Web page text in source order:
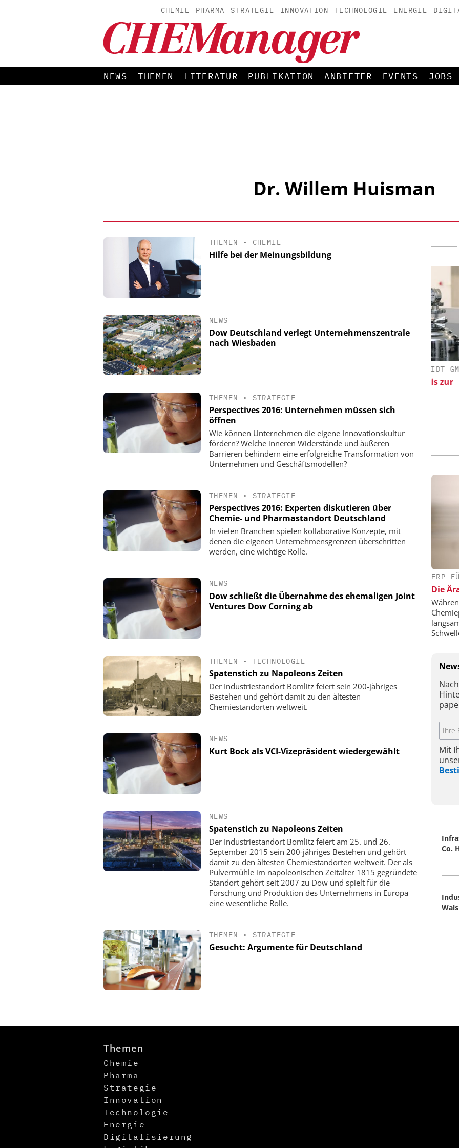
CHEMIE PHARMA STRATEGIE INNOVATION TECHNOLOGIE ENERGIE
NEWS THEMEN LITERATUR PUBLIKATION ANBIETER EVENTS JOBS
Dr. Willem Huisman
THEMEN • CHEMIE
Hilfe bei der Meinungsbildung
NEWS
Dow Deutschland verlegt Unternehmenszentrale
nach Wiesbaden
THEMEN • STRATEGIE
Perspectives 2016: Unternehmen müssen sich
öffnen
Wie können Unternehmen die eigene Innovationskultur
fördern? Welche inneren Widerstände und äußeren
Barrieren behindern eine erfolgreiche Transformation von
Unternehmen und Geschäftsmodellen?
THEMEN • STRATEGIE
Perspectives 2016: Experten diskutieren über
Chemie- und Pharmastandort Deutschland
In vielen Branchen spielen kollaborative Konzepte, mit
denen die eigenen Unternehmensgrenzen überschritten
werden, eine wichtige Rolle.
NEWS
Dow schließt die Übernahme des ehemaligen Joint
Ventures Dow Corning ab
THEMEN • TECHNOLOGIE
Spatenstich zu Napoleons Zeiten
Der Industriestandort Bomlitz feiert sein 200-jähriges
Bestehen und gehört damit zu den ältesten
Chemiestandorten weltweit.
NEWS
Kurt Bock als VCI-Vizepräsident wiedergewählt
NEWS
Spatenstich zu Napoleons Zeiten
Der Industriestandort Bomlitz feiert am 25. und 26.
September 2015 sein 200-jähriges Bestehen und gehört
damit zu den ältesten Chemiestandorten weltweit. Der als
Pulvermühle im napoleonischen Zeitalter 1815 gegründete
Standort gehört seit 2007 zu Dow und spielt für die
Forschung und Produktion des Unternehmens in Europa
eine wesentliche Rolle.
THEMEN • STRATEGIE
Gesucht: Argumente für Deutschland
CHEMANAGER C/O WILEY-VCH GMBH
Generation Batteries and Hydrogen
DIPL.-ING. WILHELM SCHMIDT GMBH
ERP
Die
Mit
Co.
Themen
Chemie
Pharma
Strategie
Innovation
Technologie
Energie
Digitalisierung